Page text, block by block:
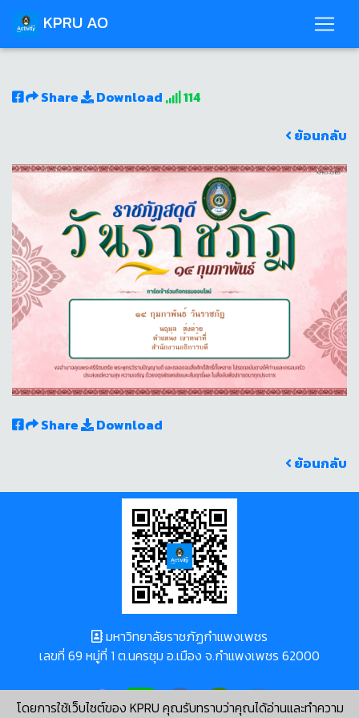
KPRU AO
Share Download
114
ย้อนกลับ
Share
Download
ย้อนกลับ
โดยการใช้เว็บไซต์ของ KPRU คุณรับทราบว่าคุณได้อ่านและทำความ
มหาวิทยาลัยราชภัฏกำแพงเพชร
เลขที่ 69 หมู่ที่ 1 ต.นครชุม อ.เมือง จ.กำแพงเพชร 62000